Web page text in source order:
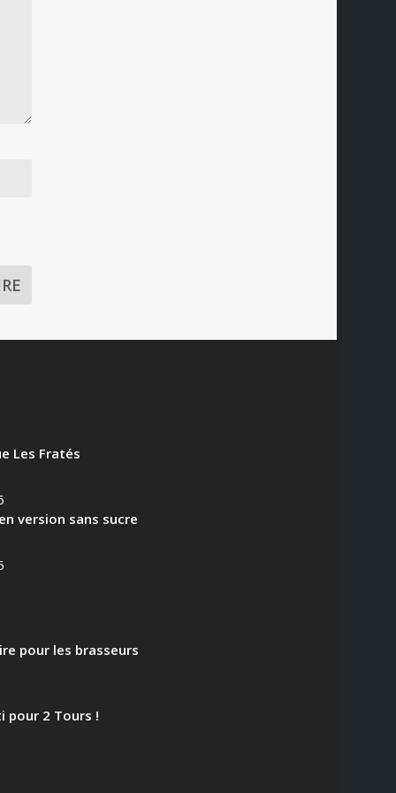
Les Fratés
version sans sucre
pour les brasseurs
pour 2 Tours !